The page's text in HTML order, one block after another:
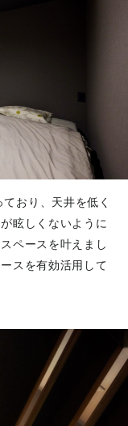
おり、天井を低く
眩しくないように
ペースを叶えまし
スを有効活用して